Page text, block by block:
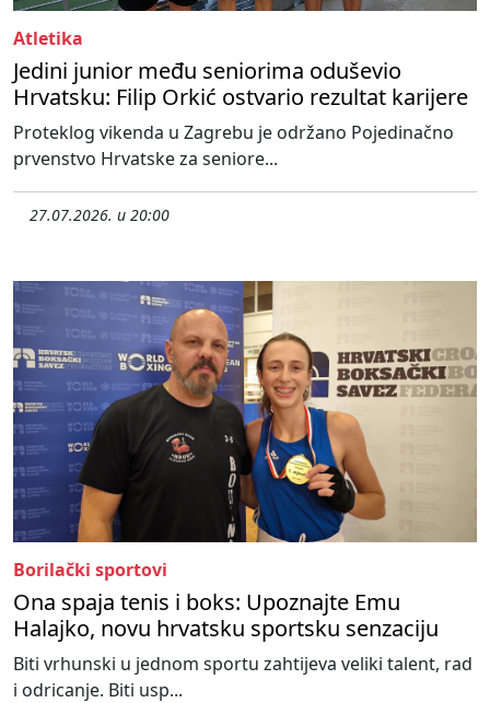
Atletika
Jedini junior među seniorima oduševio
Hrvatsku: Filip Orkić ostvario rezultat karijere
Proteklog vikenda u Zagrebu je održano Pojedinačno
prvenstvo Hrvatske za seniore...
27.07.2026. u 20:00
Borilački sportovi
Ona spaja tenis i boks: Upoznajte Emu
Halajko, novu hrvatsku sportsku senzaciju
Biti vrhunski u jednom sportu zahtijeva veliki talent, rad
i odricanje. Biti usp...